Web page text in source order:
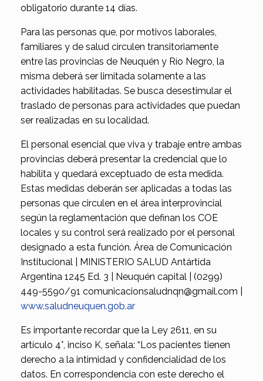
obligatorio durante 14 días.
Para las personas que, por motivos laborales,
familiares y de salud circulen transitoriamente
entre las provincias de Neuquén y Río Negro, la
misma deberá ser limitada solamente a las
actividades habilitadas. Se busca desestimular el
traslado de personas para actividades que puedan
ser realizadas en su localidad.
El personal esencial que viva y trabaje entre ambas
provincias deberá presentar la credencial que lo
habilita y quedará exceptuado de esta medida.
Estas medidas deberán ser aplicadas a todas las
personas que circulen en el área interprovincial
según la reglamentación que definan los COE
locales y su control será realizado por el personal
designado a esta función. Área de Comunicación
Institucional | MINISTERIO SALUD Antártida
Argentina 1245 Ed. 3 | Neuquén capital | (0299)
449-5590/91 comunicacionsaludnqn@gmail.com |
www.saludneuquen.gob.ar
Es importante recordar que la Ley 2611, en su
artículo 4°, inciso K, señala: “Los pacientes tienen
derecho a la intimidad y confidencialidad de los
datos. En correspondencia con este derecho el